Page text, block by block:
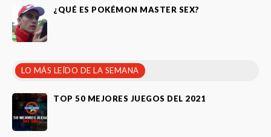
¿QUÉ ES POKÉMON MASTER SEX?
LO MÁS LEÍDO DE LA SEMANA
TOP 50 MEJORES JUEGOS DEL 2021